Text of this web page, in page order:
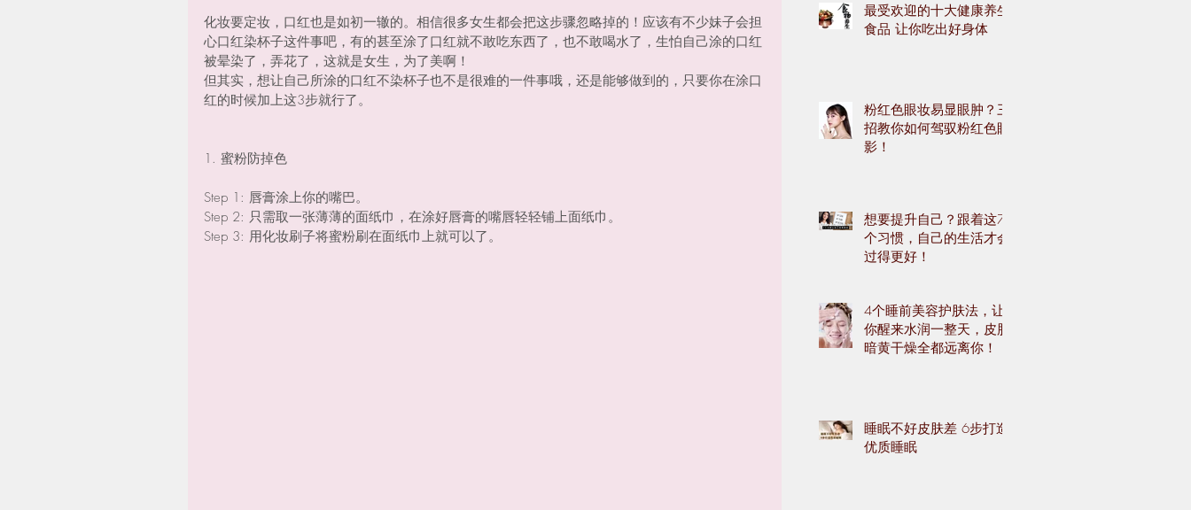
化妆要定妆，口红也是如初一辙的。相信很多女生都会把这步骤忽略掉的！应该有不少妹子会担
心口红染杯子这件事吧，有的甚至涂了口红就不敢吃东西了，也不敢喝水了，生怕自己涂的口红
被晕染了，弄花了，这就是女生，为了美啊！
但其实，想让自己所涂的口红不染杯子也不是很难的一件事哦，还是能够做到的，只要你在涂口
红的时候加上这3步就行了。
1. 蜜粉防掉色
Step 1: 唇膏涂上你的嘴巴。
Step 2: 只需取一张薄薄的面纸巾，在涂好唇膏的嘴唇轻轻铺上面纸巾。
Step 3: 用化妆刷子将蜜粉刷在面纸巾上就可以了。
最受欢迎的十大健康养生
食品 让你吃出好身体
粉红色眼妆易显眼肿？三
招教你如何驾驭粉红色眼
影！
想要提升自己？跟着这7
个习惯，自己的生活才会
过得更好！
4个睡前美容护肤法，让
你醒来水润一整天，皮肤
暗黄干燥全都远离你！
睡眠不好皮肤差 6步打造
优质睡眠